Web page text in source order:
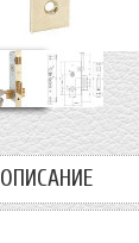
ОПИСАНИЕ